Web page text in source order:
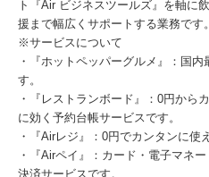
ト『Air ビジネスツールズ』を軸に
援まで幅広くサポートする業務です。
※サービスについて
・『ホットペッパーグルメ』：国
す。
・『レストランボード』：0円から
に効く予約台帳サービスです。
・『Airレジ』：0円でカンタンに使
・『Airペイ』：カード・電子マネ
決済サービスです。